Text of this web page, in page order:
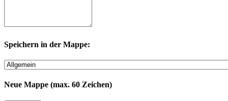
Speichern in der Mappe:
Neue Mappe (max. 60 Zeichen)